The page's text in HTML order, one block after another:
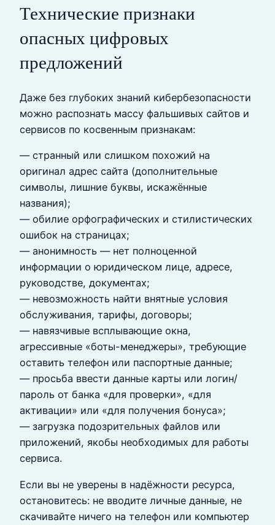
Технические признаки
опасных цифровых
предложений
Даже без глубоких знаний кибербезопасности
можно распознать массу фальшивых сайтов и
сервисов по косвенным признакам:
— странный или слишком похожий на
оригинал адрес сайта (дополнительные
символы, лишние буквы, искажённые
названия);
— обилие орфографических и стилистических
ошибок на страницах;
— анонимность — нет полноценной
информации о юридическом лице, адресе,
руководстве, документах;
— невозможность найти внятные условия
обслуживания, тарифы, договоры;
— навязчивые всплывающие окна,
агрессивные «боты-менеджеры», требующие
оставить телефон или паспортные данные;
— просьба ввести данные карты или логин/
пароль от банка «для проверки», «для
активации» или «для получения бонуса»;
— загрузка подозрительных файлов или
приложений, якобы необходимых для работы
сервиса.
Если вы не уверены в надёжности ресурса,
остановитесь: не вводите личные данные, не
скачивайте ничего на телефон или компьютер